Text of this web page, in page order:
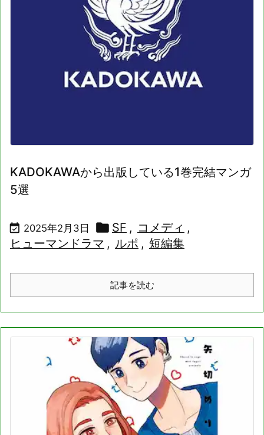
KADOKAWAから出版している1巻完結マンガ
5選
 2025年2月3日  SF , コメディ ,
ヒューマンドラマ , ルポ , 短編集
記事を読む